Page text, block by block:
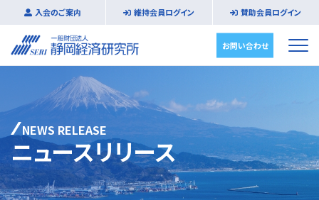
入会のご案内 維持会員ログイン 賛助会員ログイン
お問い合わせ
NEWS RELEASE
ニュースリリース